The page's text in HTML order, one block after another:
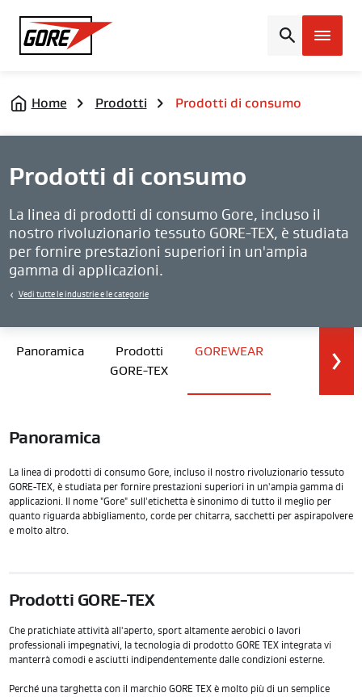
Gore
Home Prodotti Prodotti di consumo
Prodotti di consumo
La linea di prodotti di consumo Gore, incluso il
nostro rivoluzionario tessuto GORE-TEX, è studiata
per fornire prestazioni superiori in un'ampia
gamma di applicazioni.
Vedi tutte le industrie e le categorie
Panoramica
Prodotti
GORE-TEX
GOREWEAR
Panoramica
La linea di prodotti di consumo Gore, incluso il nostro rivoluzionario tessuto
GORE-TEX, è studiata per fornire prestazioni superiori in un'ampia gamma di
applicazioni. Il nome "Gore" sull'etichetta è sinonimo di tutto il meglio per
quanto riguarda abbigliamento, corde per chitarra, sacchetti per aspirapolvere
e molto altro.
Prodotti GORE-TEX
Che pratichiate attività all'aperto, sport altamente aerobici o lavori
professionali impegnativi, la tecnologia di prodotto GORE TEX integrata vi
manterrà comodi e asciutti indipendentemente dalle condizioni esterne.
Perché una targhetta con il marchio GORE TEX è molto più di un semplice